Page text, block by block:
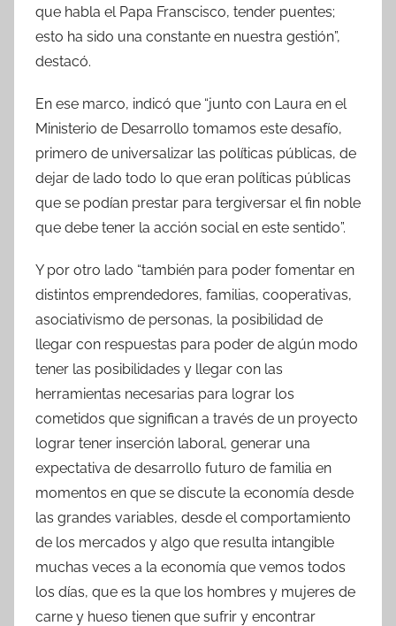
que habla el Papa Franscisco, tender puentes;
esto ha sido una constante en nuestra gestión”,
destacó.
En ese marco, indicó que “junto con Laura en el
Ministerio de Desarrollo tomamos este desafío,
primero de universalizar las políticas públicas, de
dejar de lado todo lo que eran políticas públicas
que se podían prestar para tergiversar el fin noble
que debe tener la acción social en este sentido”.
Y por otro lado “también para poder fomentar en
distintos emprendedores, familias, cooperativas,
asociativismo de personas, la posibilidad de
llegar con respuestas para poder de algún modo
tener las posibilidades y llegar con las
herramientas necesarias para lograr los
cometidos que significan a través de un proyecto
lograr tener inserción laboral, generar una
expectativa de desarrollo futuro de familia en
momentos en que se discute la economía desde
las grandes variables, desde el comportamiento
de los mercados y algo que resulta intangible
muchas veces a la economía que vemos todos
los días, que es la que los hombres y mujeres de
carne y hueso tienen que sufrir y encontrar